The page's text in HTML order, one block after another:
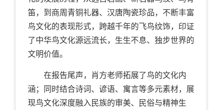
笛，到商周青铜礼器、汉唐陶瓷珍品，不断丰富
鸟文化的表现形式，跨越千年的飞鸟纹饰，印证
了中华鸟文化源远流长，生生不息、独步世界的
文明价值。
在报告尾声，肖方老师拓展了鸟的文化内
涵；同时结合诗词、谚语、寓言等多元素材，展
现鸟文化深度融入民族的审美、民俗与精神生